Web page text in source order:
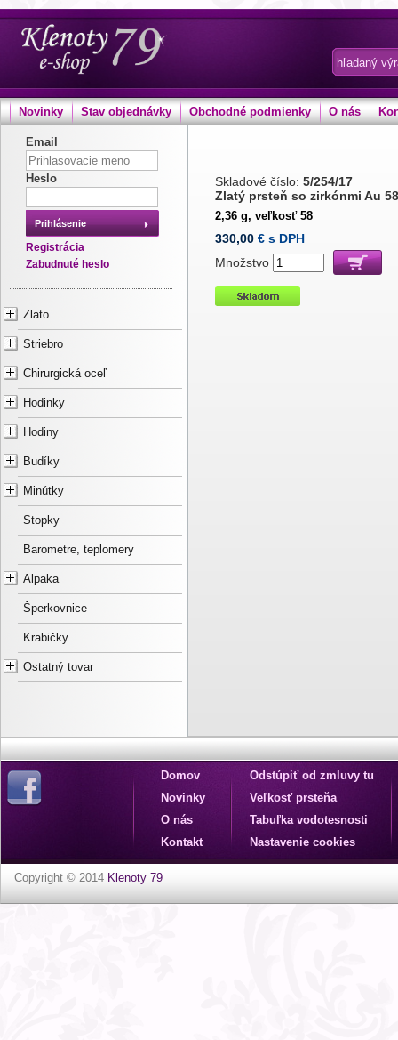
Novinky Stav objednávky Obchodné podmienky O nás
Email
Heslo
Prihlásenie
Registrácia
Zabudnuté heslo
Zlato
Striebro
Chirurgická oceľ
Hodinky
Hodiny
Budíky
Minútky
Stopky
Barometre, teplomery
Alpaka
Šperkovnice
Krabičky
Ostatný tovar
Skladové číslo: 5/254/17
Zlatý prsteň so zirkónmi Au
2,36 g, veľkosť 58
330,00 € s DPH
Množstvo
Domov
Novinky
O nás
Kontakt
Odstúpiť od zmluvy tu
Veľkosť prsteňa
Tabuľka vodotesnosti
Nastavenie cookies
Copyright © 2014 Klenoty 79